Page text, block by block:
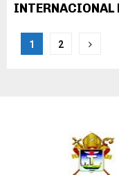
INTERNACIONAL
Navegação
1 2